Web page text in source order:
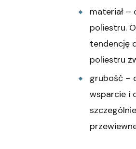
materiał –
poliestru.
tendencję
poliestru
grubość –
wsparcie i